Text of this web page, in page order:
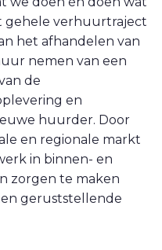
gehele verhuurtraject
het afhandelen van
nemen van een
de
en
huurder. Door
en regionale markt
in binnen- en
zorgen te maken
geruststellende